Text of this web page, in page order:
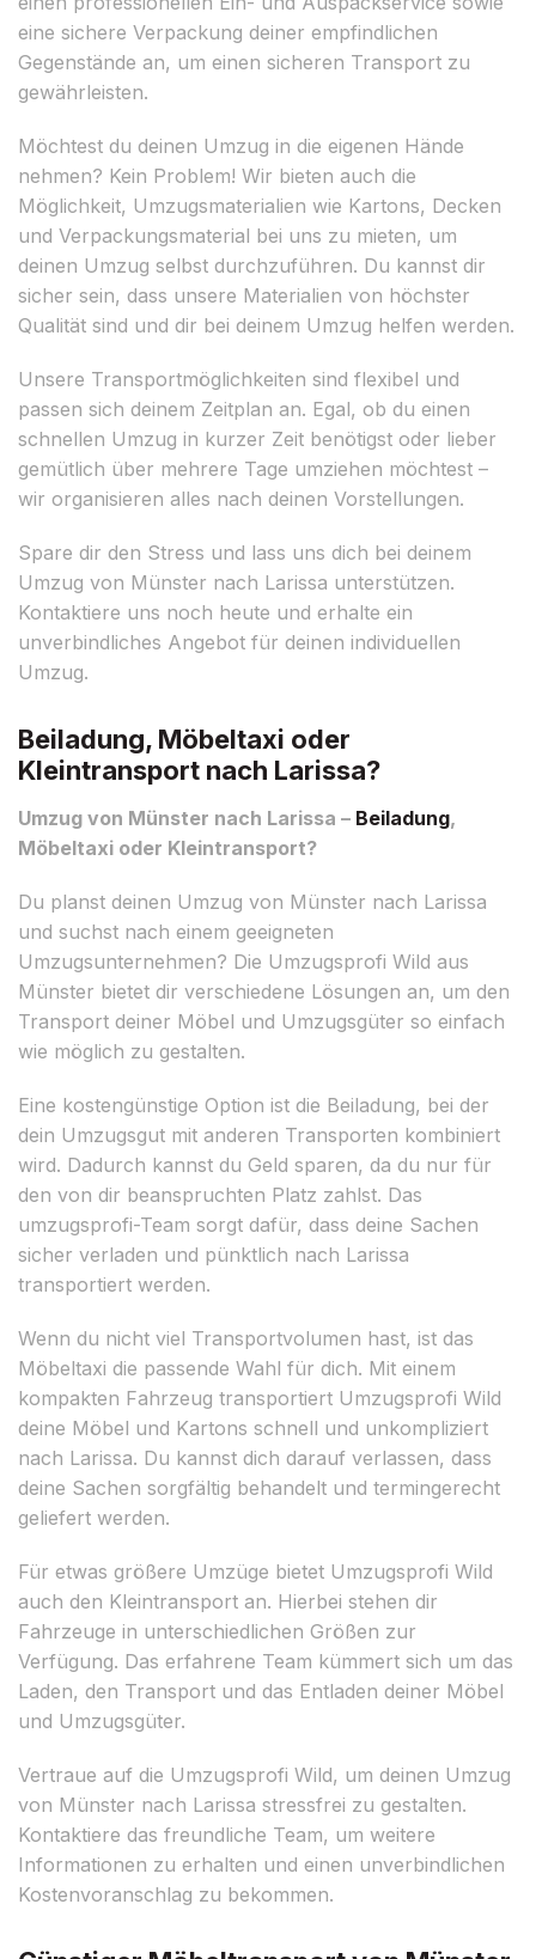
eine sichere Verpackung deiner empfindlichen
Gegenstände an, um einen sicheren Transport zu
gewährleisten.
Möchtest du deinen Umzug in die eigenen Hände
nehmen? Kein Problem! Wir bieten auch die
Möglichkeit, Umzugsmaterialien wie Kartons, Decken
und Verpackungsmaterial bei uns zu mieten, um
deinen Umzug selbst durchzuführen. Du kannst dir
sicher sein, dass unsere Materialien von höchster
Qualität sind und dir bei deinem Umzug helfen werden.
Unsere Transportmöglichkeiten sind flexibel und
passen sich deinem Zeitplan an. Egal, ob du einen
schnellen Umzug in kurzer Zeit benötigst oder lieber
gemütlich über mehrere Tage umziehen möchtest –
wir organisieren alles nach deinen Vorstellungen.
Spare dir den Stress und lass uns dich bei deinem
Umzug von Münster nach Larissa unterstützen.
Kontaktiere uns noch heute und erhalte ein
unverbindliches Angebot für deinen individuellen
Umzug.
Beiladung, Möbeltaxi oder
Kleintransport nach Larissa?
Umzug von Münster nach Larissa – Beiladung,
Möbeltaxi oder Kleintransport?
Du planst deinen Umzug von Münster nach Larissa
und suchst nach einem geeigneten
Umzugsunternehmen? Die Umzugsprofi Wild aus
Münster bietet dir verschiedene Lösungen an, um den
Transport deiner Möbel und Umzugsgüter so einfach
wie möglich zu gestalten.
Eine kostengünstige Option ist die Beiladung, bei der
dein Umzugsgut mit anderen Transporten kombiniert
wird. Dadurch kannst du Geld sparen, da du nur für
den von dir beanspruchten Platz zahlst. Das
umzugsprofi-Team sorgt dafür, dass deine Sachen
sicher verladen und pünktlich nach Larissa
transportiert werden.
Wenn du nicht viel Transportvolumen hast, ist das
Möbeltaxi die passende Wahl für dich. Mit einem
kompakten Fahrzeug transportiert Umzugsprofi Wild
deine Möbel und Kartons schnell und unkompliziert
nach Larissa. Du kannst dich darauf verlassen, dass
deine Sachen sorgfältig behandelt und termingerecht
geliefert werden.
Für etwas größere Umzüge bietet Umzugsprofi Wild
auch den Kleintransport an. Hierbei stehen dir
Fahrzeuge in unterschiedlichen Größen zur
Verfügung. Das erfahrene Team kümmert sich um das
Laden, den Transport und das Entladen deiner Möbel
und Umzugsgüter.
Vertraue auf die Umzugsprofi Wild, um deinen Umzug
von Münster nach Larissa stressfrei zu gestalten.
Kontaktiere das freundliche Team, um weitere
Informationen zu erhalten und einen unverbindlichen
Kostenvoranschlag zu bekommen.